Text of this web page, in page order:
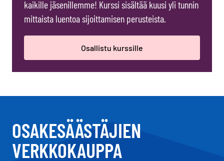
kaikille jäsenillemme! Kurssi sisältää kuusi yli tunnin
mittaista luentoa sijoittamisen perusteista.
Osallistu kurssille
OSAKESÄÄSTÄJIEN
VERKKOKAUPPA